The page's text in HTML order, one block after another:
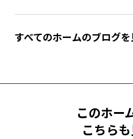
すべてのホームのブログを
このホー
こちら